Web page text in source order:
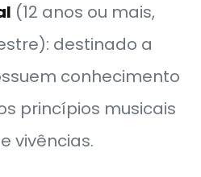
(12 anos ou mais,
destinado a
conhecimento
princípios musicais
vivências.